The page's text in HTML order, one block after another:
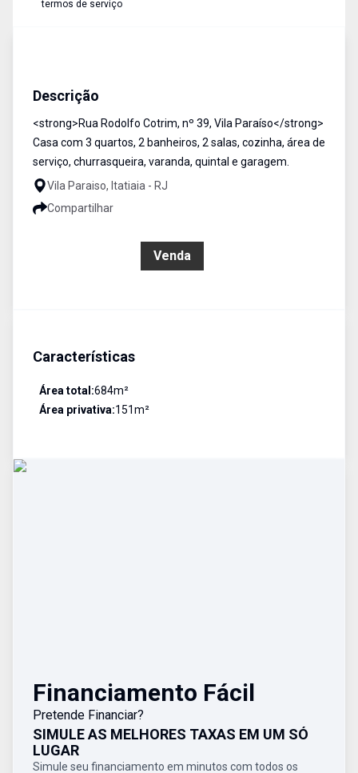
termos de serviço
Descrição
<strong>Rua Rodolfo Cotrim, nº 39, Vila Paraíso</strong>
Casa com 3 quartos, 2 banheiros, 2 salas, cozinha, área de
serviço, churrasqueira, varanda, quintal e garagem.
Vila Paraiso, Itatiaia - RJ
Compartilhar
Venda
Características
Área total:684m²
Área privativa:151m²
Financiamento Fácil
Pretende Financiar?
SIMULE AS MELHORES TAXAS EM UM SÓ
LUGAR
Simule seu financiamento em minutos com todos os